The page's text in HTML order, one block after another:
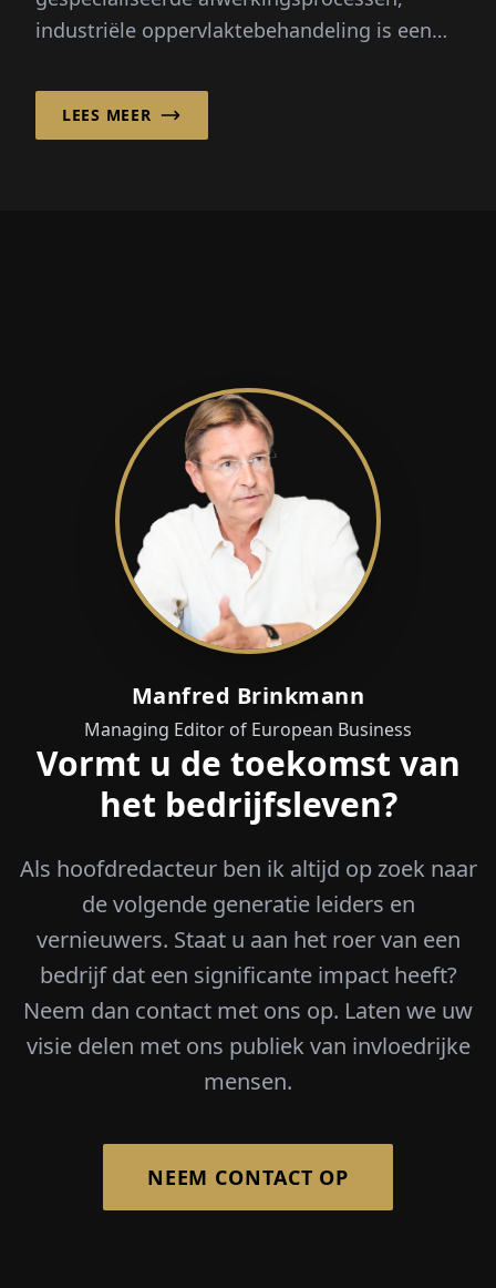
industriële oppervlaktebehandeling is een
moderne productie - met name in de
automobielsector.
LEES MEER
Manfred Brinkmann
Managing Editor of European Business
Vormt u de toekomst van
het bedrijfsleven?
Als hoofdredacteur ben ik altijd op zoek naar
de volgende generatie leiders en
vernieuwers. Staat u aan het roer van een
bedrijf dat een significante impact heeft?
Neem dan contact met ons op. Laten we uw
visie delen met ons publiek van invloedrijke
mensen.
NEEM CONTACT OP